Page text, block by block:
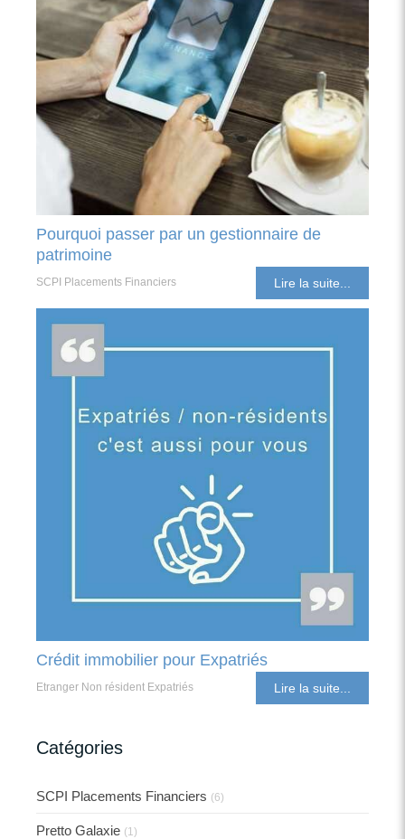
Pourquoi passer par un gestionnaire de
patrimoine
SCPI Placements Financiers Lire la suite...
Crédit immobilier pour Expatriés
Etranger Non résident Expatriés Lire la suite...
Catégories
SCPI Placements Financiers (6)
Pretto Galaxie (1)